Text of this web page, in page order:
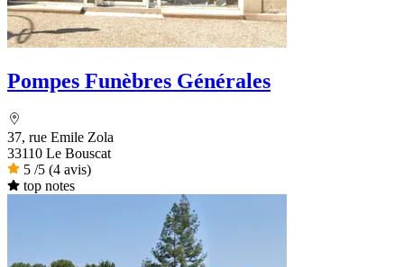
Pompes Funèbres Générales
37, rue Emile Zola
33110 Le Bouscat
5 /5 (4 avis)
top notes